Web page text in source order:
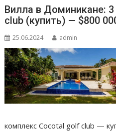
т
ь
Вилла в Доминикане:
club (купить) — $800
25.06.2024 admin
комплекс Cocotal golf club —